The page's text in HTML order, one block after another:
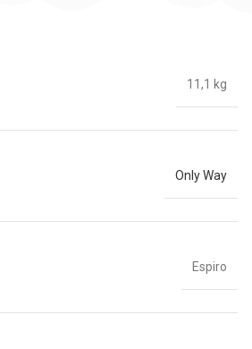
11,1 kg
Only Way
Espiro